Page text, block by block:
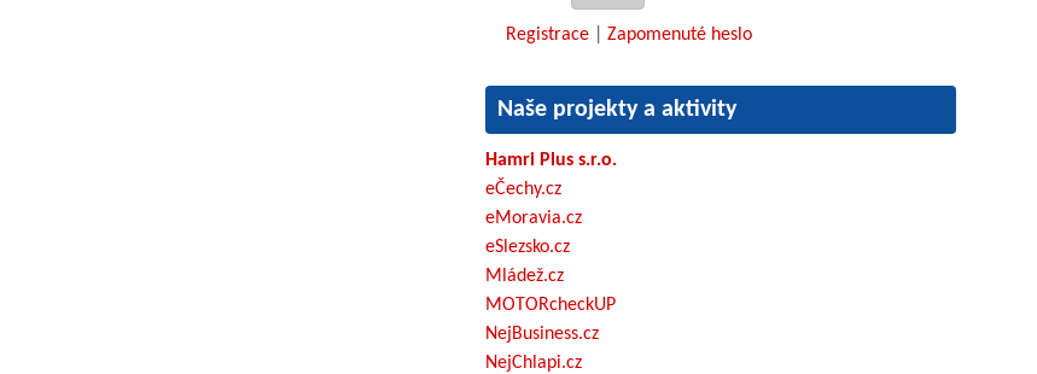
Registrace Zapomenuté heslo
Naše projekty a aktivity
Hamri Plus s.r.o.
eČechy.cz
eMoravia.cz
eSlezsko.cz
Mládež.cz
MOTORcheckUP
NejBusiness.cz
NejChlapi.cz